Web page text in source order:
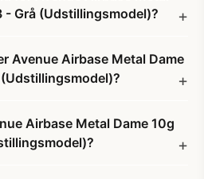
- Grå (Udstillingsmodel)?
Avenue Airbase Metal Dame
Airbase Metal Dame 10g